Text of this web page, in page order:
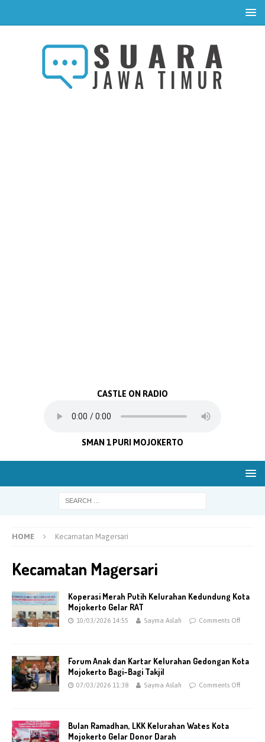
CASTLE ON RADIO
SMAN 1 PURI MOJOKERTO
HOME Kecamatan Magersari
Kecamatan Magersari
Koperasi Merah Putih Kelurahan Kedundung Kota
Mojokerto Gelar RAT
10/03/2026 14:55 Sayma Aslah Comments Off
Forum Anak dan Kartar Kelurahan Gedongan Kota
Mojokerto Bagi-Bagi Takjil
07/03/2026 11:38 Sayma Aslah Comments Off
Bulan Ramadhan, LKK Kelurahan Wates Kota
Mojokerto Gelar Donor Darah